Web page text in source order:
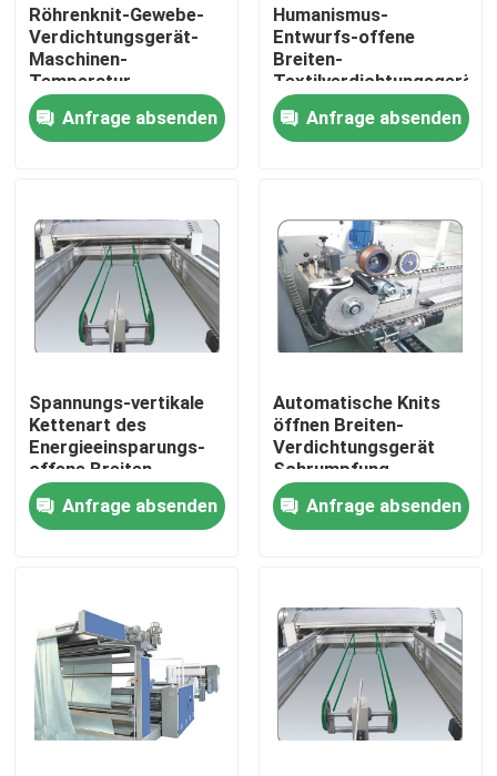
Haus
Über uns
Fabrik-Ausflug
Qualitätskontrolle
Treten Sie mit uns in Verbindung
Fordern Sie ein Zitat
stenter Raffineur
Röhrenknit-Gewebe-
Verdichtungsgerät-
Maschinen-
Temperatur-
Genauigkeit
schwindungsarm
Anfrage absenden
Humanismus-
Entwurfs-offene
Breiten-
Textilverdichtungsgerät-
Maschine für das
Knits-
Zusammenpressen
Anfrage absenden
Spannungs-vertikale
Kettenart des
Energieeinsparungs-
offene Breiten-
Verdichtungsgerät-
380/220
Anfrage absenden
Automatische Knits
öffnen Breiten-
Verdichtungsgerät
Schrumpfung
Kontroll-PLC-Inverter-
Steuerung
Anfrage absenden